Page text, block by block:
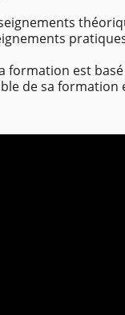
formation est
de sa formation